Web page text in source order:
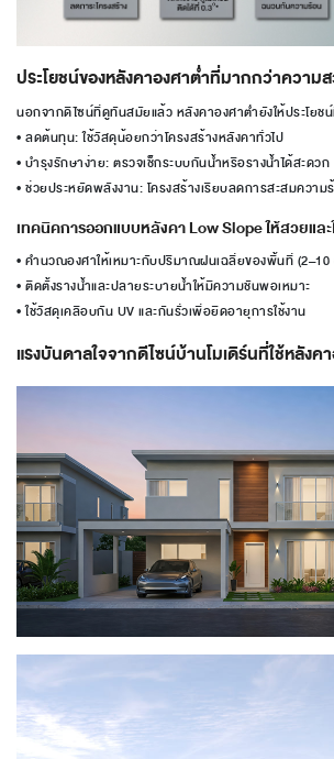
ประโยชน์ของหลังคาองศาต่ำที่มากกว่าความ
นอกจากดีไซน์ที่ดูทันสมัยแล้ว หลังคาองศาต่ำยังให้ประโยชน์
• ลดต้นทุน: ใช้วัสดุน้อยกว่าโครงสร้างหลังคาทั่วไป
• บำรุงรักษาง่าย: ตรวจเช็กระบบกันน้ำหรือรางน้ำได้สะดวก
• ช่วยประหยัดพลังงาน: โครงสร้างเรียบลดการสะสมความ
เทคนิคการออกแบบหลังคา Low Slope ให้สวยและ
• คำนวณองศาให้เหมาะกับปริมาณฝนเฉลี่ยของพื้นที่ (2–10
• ติดตั้งรางน้ำและปลายระบายน้ำให้มีความชันพอเหมาะ
• ใช้วัสดุเคลือบกัน UV และกันรั่วเพื่อยืดอายุการใช้งาน
แรงบันดาลใจจากดีไซน์บ้านโมเดิร์นที่ใช้หลังค